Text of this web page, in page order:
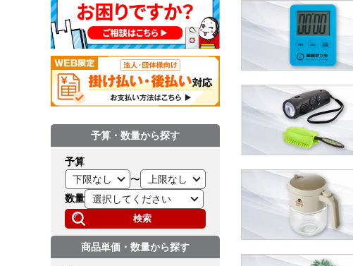
予算・数量から探す
予算
〜
数量
検索
商品単価・数量から探す